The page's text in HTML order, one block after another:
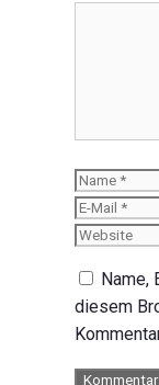
Name
Name,
diesem